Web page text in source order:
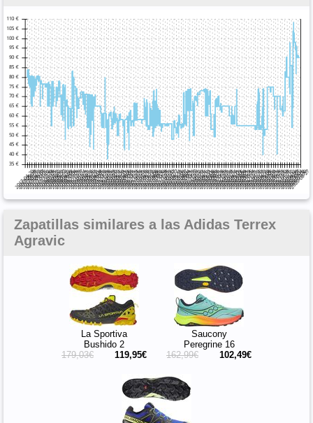
Zapatillas similares a las Adidas Terrex
Agravic
La Sportiva
Bushido 2
179,03€
119,95€
Saucony
Peregrine 16
162,99€
102,49€